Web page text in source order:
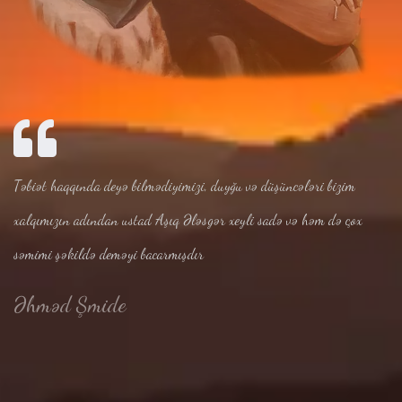
Təbiət haqqında deyə bilmədiyimizi, duyğu və düşüncələri bizim
xalqımızın adından ustad Aşıq Ələsgər xeyli sadə və həm də çox
səmimi şəkildə deməyi bacarmışdır
Əhməd Şmide